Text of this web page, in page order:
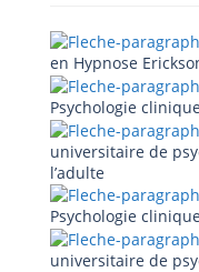
en Hypnose
Psychologie
universitaire de
l’adulte
Psychologie
universitaire de